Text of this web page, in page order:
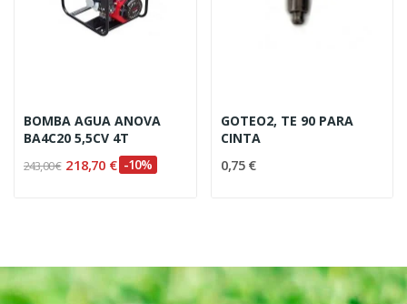
BOMBA AGUA ANOVA
BA4C20 5,5CV 4T
243,00 € 218,70 € -10%
GOTEO2, TE 90 PARA
CINTA
0,75 €